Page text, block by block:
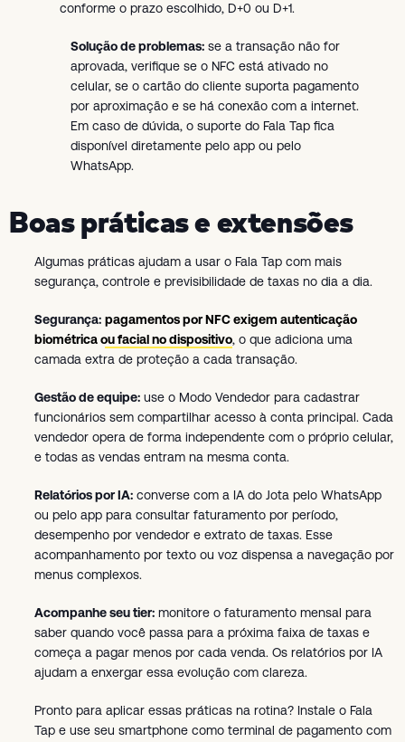
conforme o prazo escolhido, D+0 ou D+1.
Solução de problemas: se a transação não for
aprovada, verifique se o NFC está ativado no
celular, se o cartão do cliente suporta pagamento
por aproximação e se há conexão com a internet.
Em caso de dúvida, o suporte do Fala Tap fica
disponível diretamente pelo app ou pelo
WhatsApp.
Boas práticas e extensões
Algumas práticas ajudam a usar o Fala Tap com mais
segurança, controle e previsibilidade de taxas no dia a dia.
Segurança: pagamentos por NFC exigem autenticação
biométrica ou facial no dispositivo, o que adiciona uma
camada extra de proteção a cada transação.
Gestão de equipe: use o Modo Vendedor para cadastrar
funcionários sem compartilhar acesso à conta principal. Cada
vendedor opera de forma independente com o próprio celular,
e todas as vendas entram na mesma conta.
Relatórios por IA: converse com a IA do Jota pelo WhatsApp
ou pelo app para consultar faturamento por período,
desempenho por vendedor e extrato de taxas. Esse
acompanhamento por texto ou voz dispensa a navegação por
menus complexos.
Acompanhe seu tier: monitore o faturamento mensal para
saber quando você passa para a próxima faixa de taxas e
começa a pagar menos por cada venda. Os relatórios por IA
ajudam a enxergar essa evolução com clareza.
Pronto para aplicar essas práticas na rotina? Instale o Fala
Tap e use seu smartphone como terminal de pagamento com